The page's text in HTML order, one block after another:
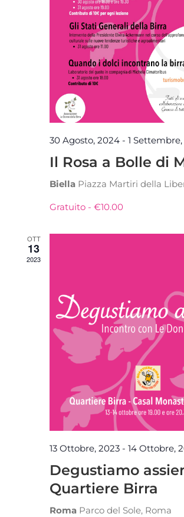
30 Agosto, 2024 - 1
Il Rosa a Bolle di
Biella Piazza Martiri della
Gratuito - €10.00
OTT
13
2023
13 Ottobre, 2023 - 14 Ottobre,
Degustiamo
Quartiere Birra
Roma Parco del Sole, Roma